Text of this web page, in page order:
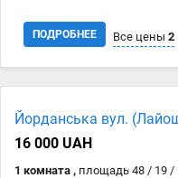
ПОДРОБНЕЕ Все цены 2
16.02 domowed.com
Йорданська вул.
16 000 UAH
1 комната , площадь 48 / 19 /